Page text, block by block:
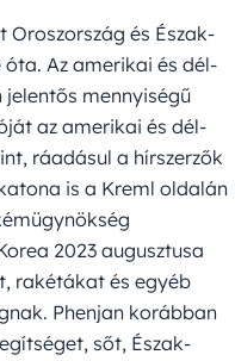
Oroszország és Észak-
Az amerikai és dél-
mennyiségű
az amerikai és dél-
ráadásul a hírszerzők
is a Kreml oldalán
2023 augusztusa
rakétákat és egyéb
Phenjan korábban
sőt, Észak-